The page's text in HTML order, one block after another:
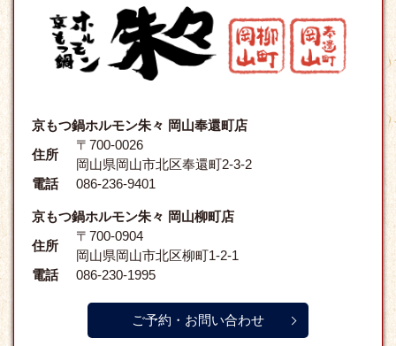
京もつ鍋ホルモン朱々 岡山奉還町店
住所
〒700-0026
岡山県岡山市北区奉還町2-3-2
電話
086-236-9401
京もつ鍋ホルモン朱々 岡山柳町店
住所
〒700-0904
岡山県岡山市北区柳町1-2-1
電話
086-230-1995
ご予約・お問い合わせ